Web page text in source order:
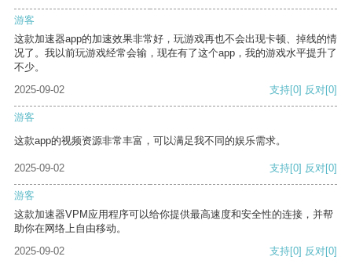
游客
这款加速器app的加速效果非常好，玩游戏再也不会出现卡顿、掉线的情
况了。我以前玩游戏经常会输，现在有了这个app，我的游戏水平提升了
不少。
2025-09-02
支持[0] 反对[0]
游客
这款app的视频资源非常丰富，可以满足我不同的娱乐需求。
2025-09-02 支持[0] 反对[0]
游客
这款加速器VPM应用程序可以给你提供最高速度和安全性的连接，并帮
助你在网络上自由移动。
2025-09-02
支持[0] 反对[0]